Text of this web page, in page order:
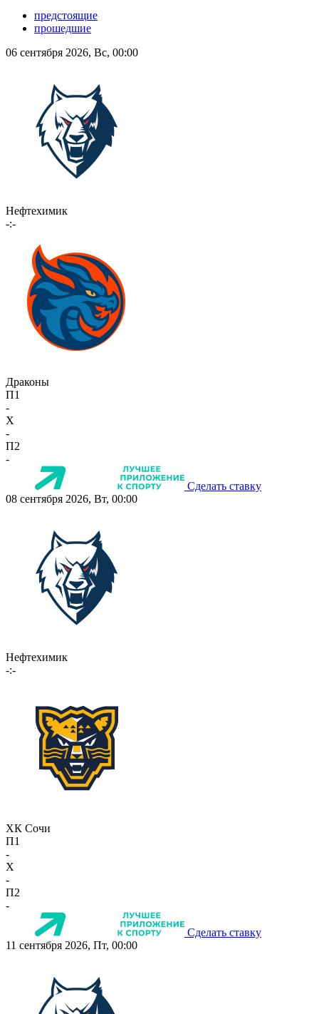
предстоящие
прошедшие
06 сентября 2026, Вс, 00:00
Нефтехимик
-:-
Драконы
П1
-
X
-
П2
-
Сделать ставку
08 сентября 2026, Вт, 00:00
Нефтехимик
-:-
ХК Сочи
П1
-
X
-
П2
-
Сделать ставку
11 сентября 2026, Пт, 00:00